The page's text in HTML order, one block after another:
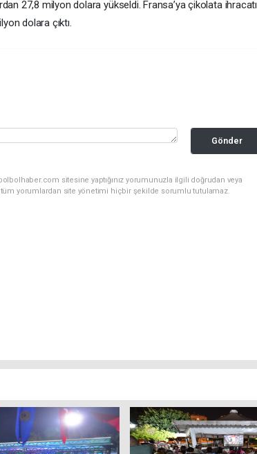
27,8 milyon dolara yükseldi. Fransa’ya çikolata ihracatı
dolara çıktı.
Gönder
sitesine yaptığınız yorumunuzla ilgili doğrudan veya
tüm yorumlardan site yönetimi hiçbir şekilde sorumlu tutulamaz.